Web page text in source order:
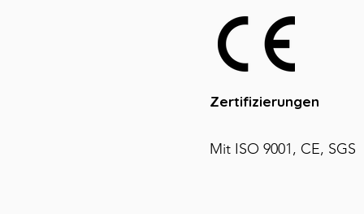
Zertifizierungen
Mit ISO 9001, CE, SGS